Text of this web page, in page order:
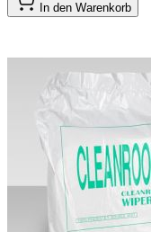
In den Warenkorb